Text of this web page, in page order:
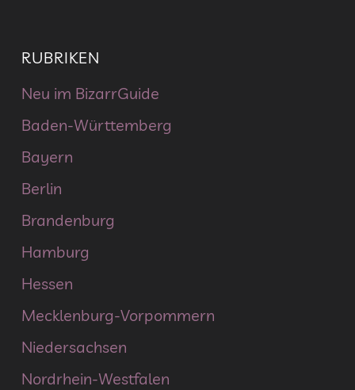
RUBRIKEN
Neu im BizarrGuide
Baden-Württemberg
Bayern
Berlin
Brandenburg
Hamburg
Hessen
Mecklenburg-Vorpommern
Niedersachsen
Nordrhein-Westfalen